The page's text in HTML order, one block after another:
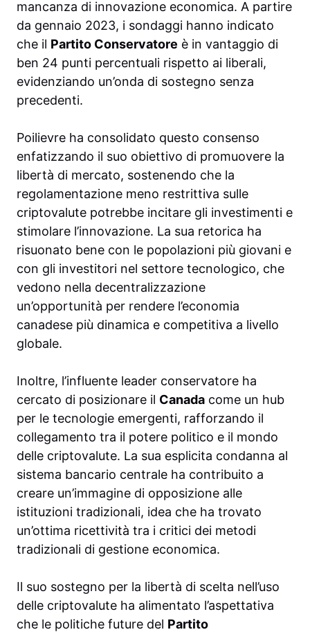
mancanza di innovazione economica. A partire
da gennaio 2023, i sondaggi hanno indicato
che il Partito Conservatore è in vantaggio di
ben 24 punti percentuali rispetto ai liberali,
evidenziando un’onda di sostegno senza
precedenti.
Poilievre ha consolidato questo consenso
enfatizzando il suo obiettivo di promuovere la
libertà di mercato, sostenendo che la
regolamentazione meno restrittiva sulle
criptovalute potrebbe incitare gli investimenti e
stimolare l’innovazione. La sua retorica ha
risuonato bene con le popolazioni più giovani e
con gli investitori nel settore tecnologico, che
vedono nella decentralizzazione
un’opportunità per rendere l’economia
canadese più dinamica e competitiva a livello
globale.
Inoltre, l’influente leader conservatore ha
cercato di posizionare il Canada come un hub
per le tecnologie emergenti, rafforzando il
collegamento tra il potere politico e il mondo
delle criptovalute. La sua esplicita condanna al
sistema bancario centrale ha contribuito a
creare un’immagine di opposizione alle
istituzioni tradizionali, idea che ha trovato
un’ottima ricettività tra i critici dei metodi
tradizionali di gestione economica.
Il suo sostegno per la libertà di scelta nell’uso
delle criptovalute ha alimentato l’aspettativa
che le politiche future del Partito